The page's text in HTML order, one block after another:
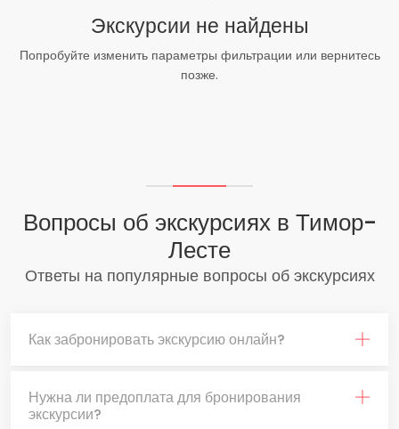
Экскурсии не найдены
Попробуйте изменить параметры фильтрации или вернитесь
позже.
Вопросы об экскурсиях в Тимор-
Лесте
Ответы на популярные вопросы об экскурсиях
Как забронировать экскурсию онлайн?
Нужна ли предоплата для бронирования
экскурсии?